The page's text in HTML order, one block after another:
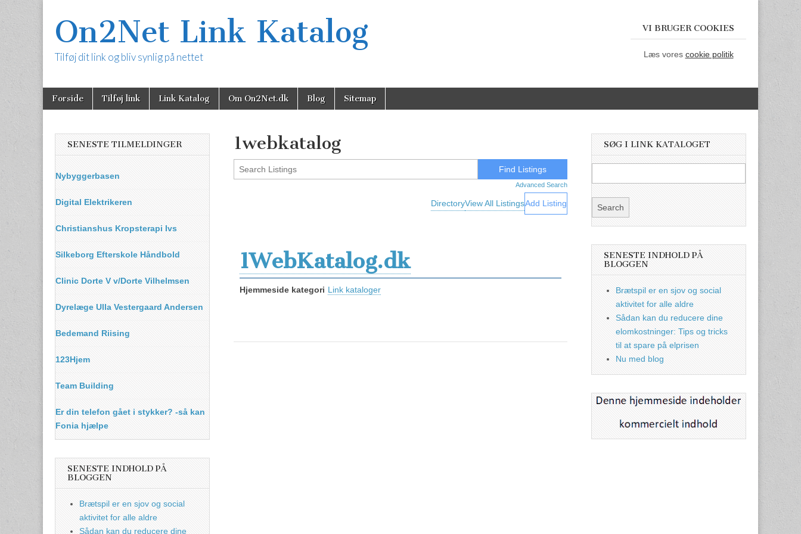
On2Net Link Katalog
Tilføj dit link og bliv synlig på nettet
VI BRUGER COOKIES
Læs vores cookie politik
Main
menu
Skip
Forside Tilføj link Link Katalog Om On2Net.dk Blog Sitemap
1webkatalog
Advanced Search
DirectoryView All ListingsAdd Listing
1WebKatalog.dk
Hjemmeside kategori Link kataloger
SENESTE TILMELDINGER
Nybyggerbasen
Digital Elektrikeren
Christianshus Kropsterapi Ivs
Silkeborg Efterskole Håndbold
Clinic Dorte V v/Dorte Vilhelmsen
Dyrelæge Ulla Vestergaard Andersen
Bedemand Riising
123Hjem
Team Building
Er din telefon gået i stykker? -så kan
Fonia hjælpe
SENESTE INDHOLD PÅ
BLOGGEN
Brætspil er en sjov og social
aktivitet for alle aldre
Sådan kan du reducere dine
SØG I LINK KATALOGET
SENESTE INDHOLD PÅ
BLOGGEN
Brætspil er en sjov og social
aktivitet for alle aldre
Sådan kan du reducere dine
elomkostninger: Tips og tricks
til at spare på elprisen
Nu med blog